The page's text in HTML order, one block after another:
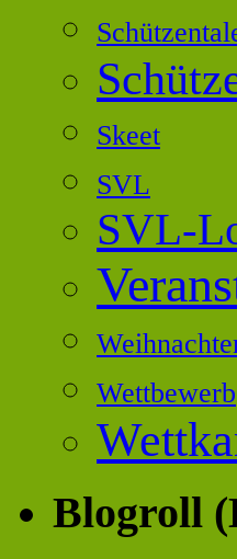
Skeet
SVL
SVL-
Wettbewerb
Blogroll